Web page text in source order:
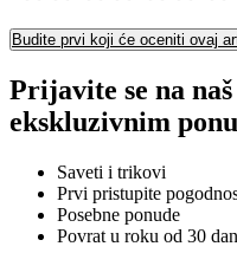
Budite prvi koji će oceniti ovaj
Prijavite se na
ekskluzivnim
Saveti i trikovi
Prvi pristupite
Posebne ponude
Povrat u roku od 30